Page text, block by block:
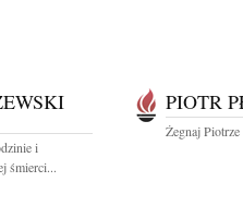
i
śmierci...
PIOTR
Żegnaj